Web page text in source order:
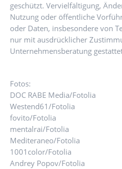
geschützt. Vervielfältigung,
Nutzung oder öffentliche
oder Daten, insbesondere von
nur mit ausdrücklicher
Unternehmensberatung
Fotos:
DOC RABE Media/Fotolia
Westend61/Fotolia
fovito/Fotolia
mentalrai/Fotolia
Mediteraneo/Fotolia
1001color/Fotolia
Andrey Popov/Fotolia